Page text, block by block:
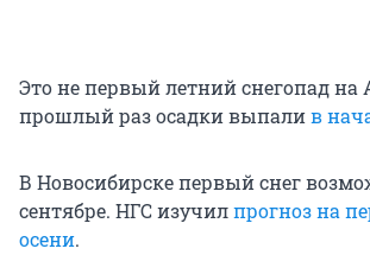
Это не первый летний снегопад на
прошлый раз осадки выпалив
В Новосибирске первый снег
сентябре. НГС изучилпрогноз на
осени.